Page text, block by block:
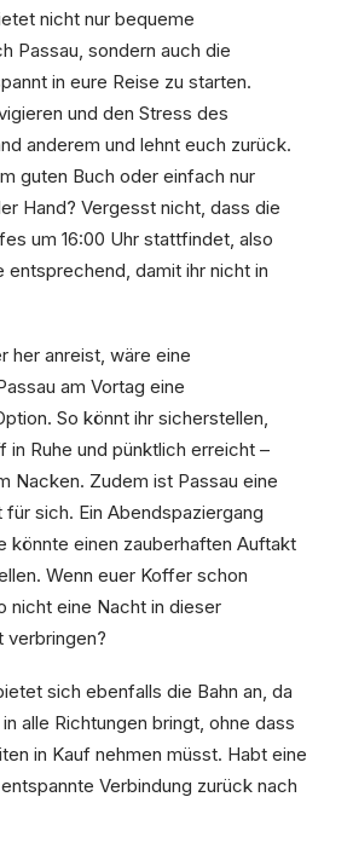
nicht nur bequeme
Passau, sondern auch die
in eure Reise zu starten.
und den Stress des
anderem und lehnt euch zurück.
guten Buch oder einfach nur
Hand? Vergesst nicht, dass die
um 16:00 Uhr stattfindet, also
entsprechend, damit ihr nicht in
her anreist, wäre eine
am Vortag eine
So könnt ihr sicherstellen,
in Ruhe und pünktlich erreicht –
Nacken. Zudem ist Passau eine
sich. Ein Abendspaziergang
könnte einen zauberhaften Auftakt
Wenn euer Koffer schon
nicht eine Nacht in dieser
verbringen?
sich ebenfalls die Bahn an, da
alle Richtungen bringt, ohne dass
in Kauf nehmen müsst. Habt eine
Verbindung zurück nach